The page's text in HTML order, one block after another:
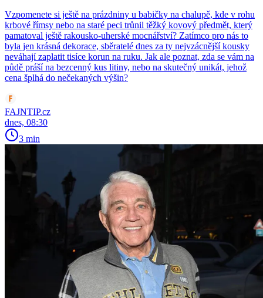
Vzpomenete si ještě na prázdniny u babičky na chalupě, kde v rohu
krbové římsy nebo na staré peci trůnil těžký kovový předmět, který
pamatoval ještě rakousko-uherské mocnářství? Zatímco pro nás to
byla jen krásná dekorace, sběratelé dnes za ty nejvzácnější kousky
neváhají zaplatit tisíce korun na ruku. Jak ale poznat, zda se vám na
půdě práší na bezcenný kus litiny, nebo na skutečný unikát, jehož
cena šplhá do nečekaných výšin?
FAJNTIP.cz
dnes, 08:30
3 min